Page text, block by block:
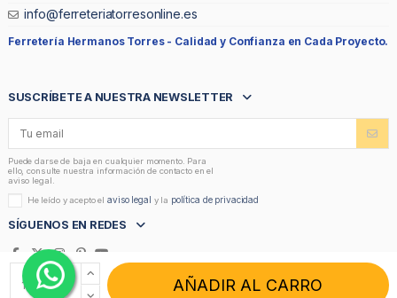
AÑADIR AL CARRO
info@ferreteriatorresonline.es
Ferretería Hermanos Torres - Calidad y Confianza en Cada Proyecto.
SUSCRÍBETE A NUESTRA NEWSLETTER
Puede darse de baja en cualquier momento. Para
ello, consulte nuestra información de contacto en el
aviso legal.
He leído y acepto elaviso legal y la política de privacidad
SÍGUENOS EN REDES